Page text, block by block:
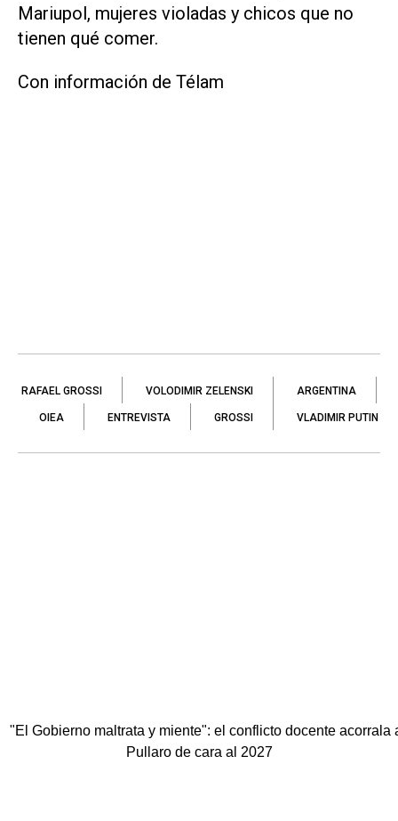
Mariupol, mujeres violadas y chicos que no
tienen qué comer.
Con información de Télam
RAFAEL GROSSI VOLODIMIR ZELENSKI ARGENTINA
OIEA ENTREVISTA GROSSI VLADIMIR PUTIN